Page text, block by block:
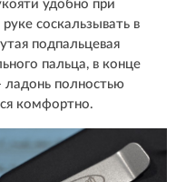
удобно при
соскальзывать в
подпальцевая
пальца, в конце
ладонь полностью
комфортно.